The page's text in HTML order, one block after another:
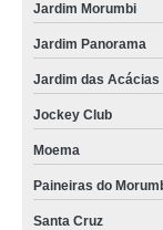
Jardim Morumbi
Jardim Panorama
Jardim das Acácias
Jockey Club
Moema
Paineiras do
Santa Cruz